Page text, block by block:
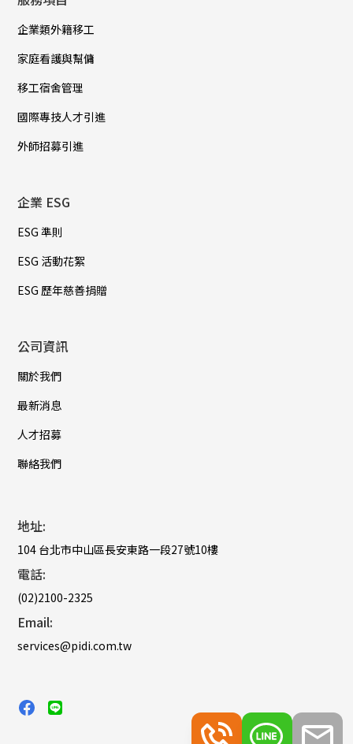
企業類外籍移工
家庭看護與幫傭
移工宿舍管理
國際專技人才引進
外師招募引進
企業 ESG
ESG 準則
ESG 活動花絮
ESG 歷年慈善捐贈
公司資訊
關於我們
最新消息
人才招募
聯絡我們
地址:
104 台北市中山區長安東路一段27號10樓
電話:
(02)2100-2325
Email:
services@pidi.com.tw